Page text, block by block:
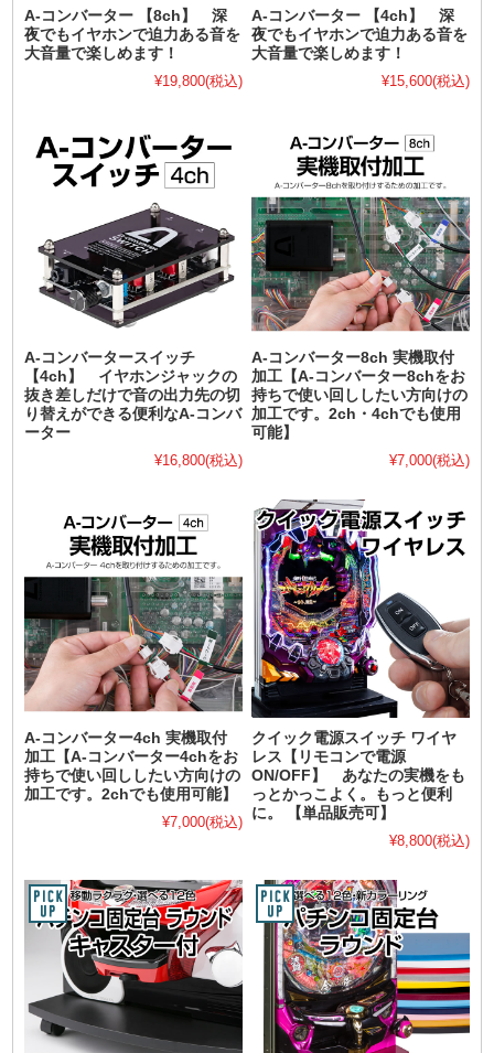
A-コンバーター 【8ch】 深
夜でもイヤホンで迫力ある音を
大音量で楽しめます！
¥19,800(税込)
A-コンバーター 【4ch】 深
夜でもイヤホンで迫力ある音を
大音量で楽しめます！
¥15,600(税込)
A-コンバータースイッチ
【4ch】 イヤホンジャックの
抜き差しだけで音の出力先の切
り替えができる便利なA-コンバ
ーター
¥16,800(税込)
A-コンバーター8ch 実機取付
加工【A-コンバーター8chをお
持ちで使い回ししたい方向けの
加工です。2ch・4chでも使用
可能】
¥7,000(税込)
A-コンバーター4ch 実機取付
加工【A-コンバーター4chをお
持ちで使い回ししたい方向けの
加工です。2chでも使用可能】
¥7,000(税込)
クイック電源スイッチ ワイヤ
レス【リモコンで電源
ON/OFF】 あなたの実機をも
っとかっこよく。もっと便利
に。 【単品販売可】
¥8,800(税込)